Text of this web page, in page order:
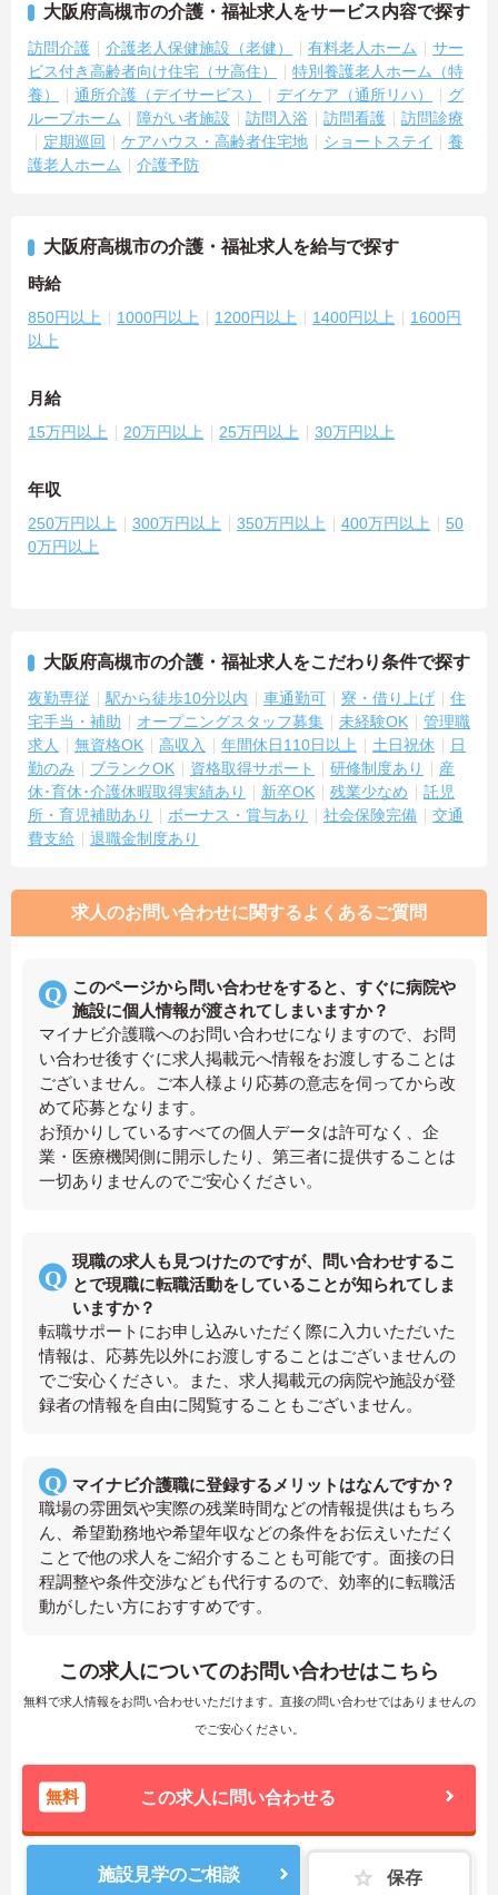
大阪府高槻市の介護・福祉求人をサービス内容で探す
訪問介護 介護老人保健施設（老健） 有料老人ホーム
サー
ビス付き高齢者向け住宅（サ高住）
特別養護老人ホーム（特
養）
通所介護（デイサービス） デイケア（通所リハ）
グ
ループホーム
障がい者施設 訪問入浴 訪問看護
訪問診療
定期巡回
ケアハウス・高齢者住宅地 ショートステイ
養
護老人ホーム
介護予防
大阪府高槻市の介護・福祉求人を給与で探す
時給
850円以上 1000円以上 1200円以上 1400円以上
1600円
以上
月給
15万円以上 20万円以上 25万円以上 30万円以上
年収
250万円以上 300万円以上 350万円以上 400万円以上
50
0万円以上
大阪府高槻市の介護・福祉求人をこだわり条件で探す
夜勤専従 駅から徒歩10分以内 車通勤可 寮・借り上げ
住
宅手当・補助
オープニングスタッフ募集 未経験OK
管理職
求人
無資格OK 高収入 年間休日110日以上 土日祝休
日
勤のみ
ブランクOK 資格取得サポート 研修制度あり
産
休･育休･介護休暇取得実績あり
新卒OK 残業少なめ
託児
所・育児補助あり
ボーナス・賞与あり 社会保険完備
交通
費支給
退職金制度あり
求人のお問い合わせに関するよくあるご質問
このページから問い合わせをすると、すぐに病院や
施設に個人情報が渡されてしまいますか？
マイナビ介護職へのお問い合わせになりますので、お問
い合わせ後すぐに求人掲載元へ情報をお渡しすることは
ございません。ご本人様より応募の意志を伺ってから改
めて応募となります。
お預かりしているすべての個人データは許可なく、企
業・医療機関側に開示したり、第三者に提供することは
一切ありませんのでご安心ください。
現職の求人も見つけたのですが、問い合わせするこ
とで現職に転職活動をしていることが知られてしま
いますか？
転職サポートにお申し込みいただく際に入力いただいた
情報は、応募先以外にお渡しすることはございませんの
でご安心ください。また、求人掲載元の病院や施設が登
録者の情報を自由に閲覧することもございません。
マイナビ介護職に登録するメリットはなんですか？
職場の雰囲気や実際の残業時間などの情報提供はもちろ
ん、希望勤務地や希望年収などの条件をお伝えいただく
ことで他の求人をご紹介することも可能です。面接の日
程調整や条件交渉なども代行するので、効率的に転職活
動がしたい方におすすめです。
この求人についてのお問い合わせはこちら
無料で求人情報をお問い合わせいただけます。直接の問い合わせではありませんの
でご安心ください。
無料 この求人に問い合わせる
施設見学のご相談 保存